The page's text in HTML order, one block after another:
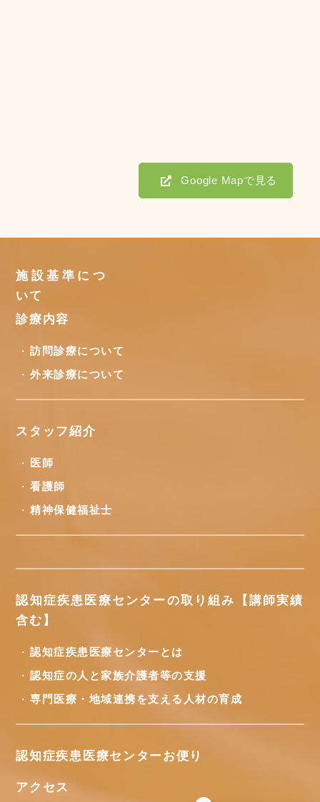
Google Mapで見る
施設基準につ
いて
診療内容
訪問診療について
外来診療について
スタッフ紹介
医師
看護師
精神保健福祉士
認知症疾患医療センターの取り組み【講師実績
含む】
認知症疾患医療センターとは
認知症の人と家族介護者等の支援
専門医療・地域連携を支える人材の育成
認知症疾患医療センターお便り
アクセス